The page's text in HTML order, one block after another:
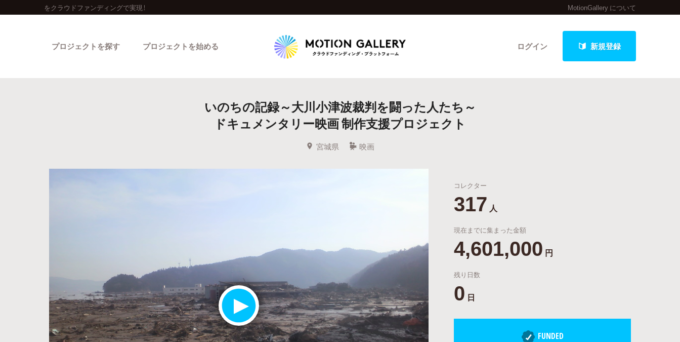
をクラウドファンディングで実現！ MotionGallery について
ログイン 新規登録
プロジェクトを探す
人気のプロジェクト 新着プロジェクト 終了間近のプロジェクト
Feature
カテゴリーから探す
プロジェクトを始める
いのちの記録～大川小津波裁判を闘った人たち～
ドキュメンタリー映画 制作支援プロジェクト
宮城県 映画
コレクター
317 人
現在までに集まった金額
4,601,000 円
残り日数
0 日
FUNDED